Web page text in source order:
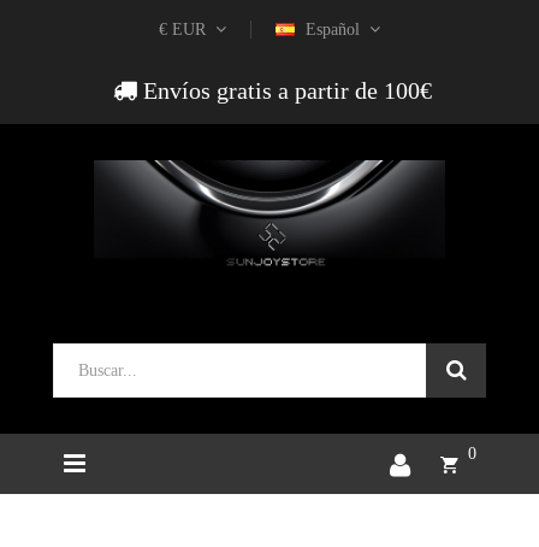
€ EUR Español
Envíos gratis a partir de 100€
0